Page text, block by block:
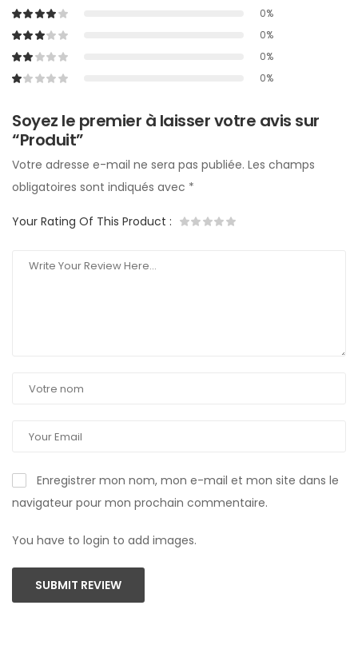
0%
0%
0%
0%
Soyez le premier à laisser votre avis sur
“Produit”
Votre adresse e-mail ne sera pas publiée. Les champs
obligatoires sont indiqués avec *
Your Rating Of This Product :
Enregistrer mon nom, mon e-mail et mon site dans le
navigateur pour mon prochain commentaire.
You have to login to add images.
SUBMIT REVIEW